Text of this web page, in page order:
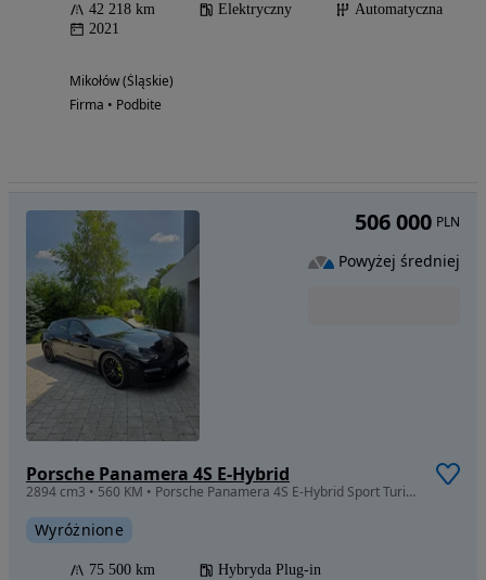
42 218 km Elektryczny
Automatyczna
2021
Mikołów (Śląskie)
Firma • Podbite
Porsche Panamera 4S E-Hybrid
2894 cm3 • 560 KM • Porsche Panamera 4S E-Hybrid Sport Turismo | Salon Polska | Burmester
Wyróżnione
75 500 km
Hybryda Plug-in
506 000 PLN
Powyżej średniej